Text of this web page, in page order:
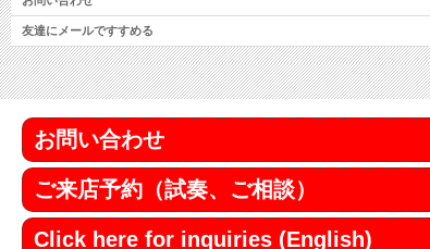
友達にメールですすめる
お問い合わせ
ご来店予約（試奏、ご相談）
Click here for inquiries (English)